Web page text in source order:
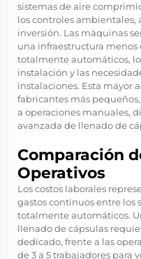
sistemas de aire
los controles ambientales,
inversión. Las máquinas
una infraestructura
totalmente automáticos,
instalación y las
instalaciones. Esta mayor
fabricantes más
a operaciones manuales,
avanzada de llenado de
Comparación
Operativos
Los costos laborales
gastos continuos entre los
totalmente automáticos.
llenado de cápsulas
dedicado, frente a las
de 3 a 5 trabajadores para